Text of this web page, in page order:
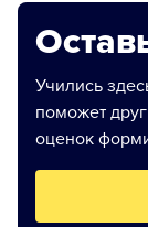
Учились
поможет
оценок